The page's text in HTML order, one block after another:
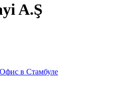
A.Ş
Офис в Стамбуле